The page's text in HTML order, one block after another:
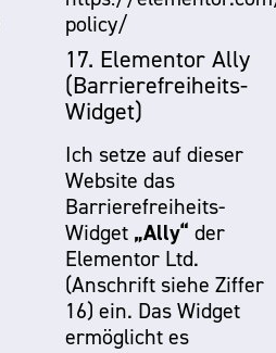
policy/
17. Elementor Ally
(Barrierefreiheits-
Widget)
Ich setze auf dieser
Website das
Barrierefreiheits-
Widget „Ally“ der
Elementor Ltd.
(Anschrift siehe Ziffer
16) ein. Das Widget
ermöglicht es